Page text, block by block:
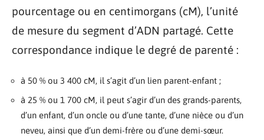
pourcentage ou en centimorgans (cM), l’unité
de mesure du segment d’ADN partagé. Cette
correspondance indique le degré de parenté :
à 50 % ou 3 400 cM, il s’agit d’un lien parent-enfant ;
à 25 % ou 1 700 cM, il peut s’agir d’un des grands-parents,
d’un enfant, d’un oncle ou d’une tante, d’une nièce ou d’un
neveu, ainsi que d’un demi-frère ou d’une demi-sœur.